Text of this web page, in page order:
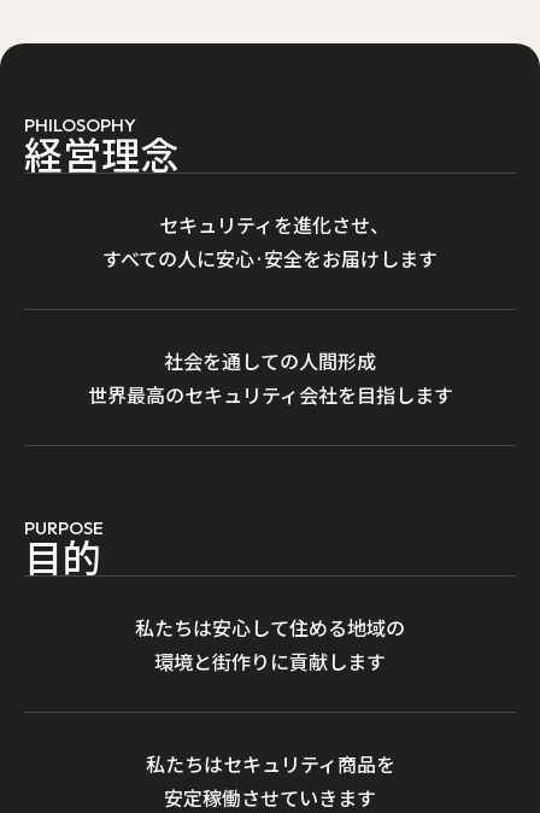
PHILOSOPHY
経営理念
セキュリティを進化させ、
すべての人に安心·安全をお届けします
社会を通しての人間形成
世界最高のセキュリティ会社を目指します
PURPOSE
目的
私たちは安心して住める地域の
環境と街作りに貢献します
私たちはセキュリティ商品を
安定稼働させていきます